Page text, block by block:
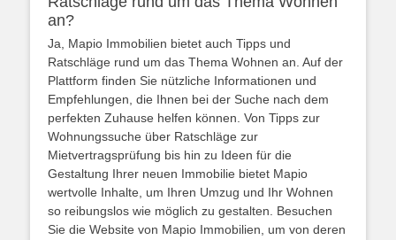
an?
Ja, Mapio Immobilien bietet auch Tipps und
Ratschläge rund um das Thema Wohnen an. Auf der
Plattform finden Sie nützliche Informationen und
Empfehlungen, die Ihnen bei der Suche nach dem
perfekten Zuhause helfen können. Von Tipps zur
Wohnungssuche über Ratschläge zur
Mietvertragsprüfung bis hin zu Ideen für die
Gestaltung Ihrer neuen Immobilie bietet Mapio
wertvolle Inhalte, um Ihren Umzug und Ihr Wohnen
so reibungslos wie möglich zu gestalten. Besuchen
Sie die Website von Mapio Immobilien, um von deren